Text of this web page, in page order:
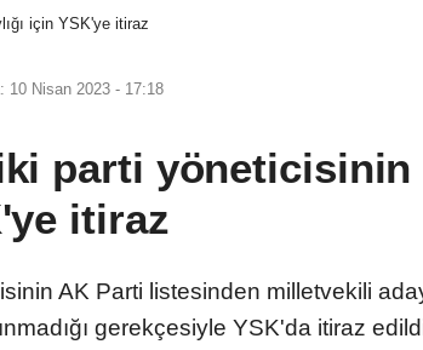
için YSK'ye itiraz
10 Nisan 2023 - 17:18
parti yöneticisinin
itiraz
AK Parti listesinden milletvekili
gerekçesiyle YSK'da itiraz